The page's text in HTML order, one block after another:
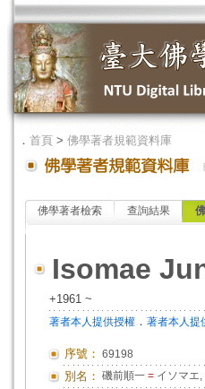
． 首頁 > 佛學著者規範資料庫
佛學著者檢索 查詢結果
Isomae
+1961 ~
著者本人提供授權 ． 著者本人提
序號： 69198
別名： 磯前順一 = イソマエ